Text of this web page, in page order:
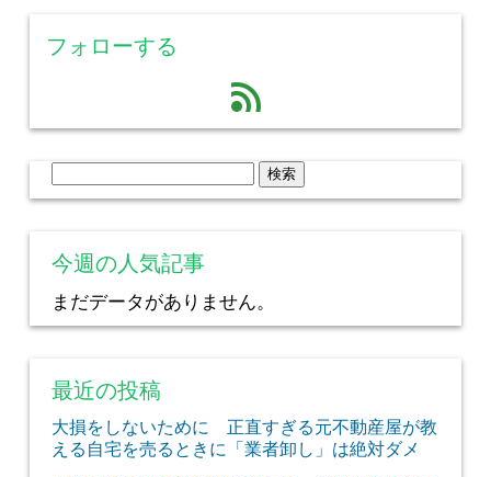
フォローする
feed
索:
今週の人気記事
まだデータがありません。
最近の投稿
大損をしないために 正直すぎる元不動産屋が教
える自宅を売るときに「業者卸し」は絶対ダメ